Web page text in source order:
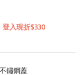
登入現折$330
鏽鋼蓋